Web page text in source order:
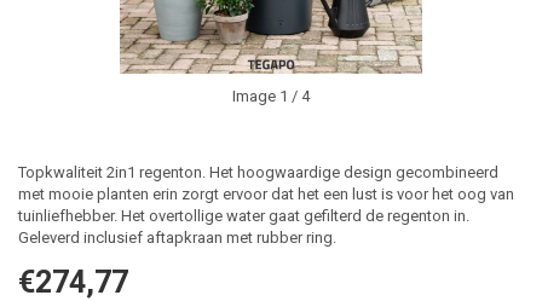
Image 1 / 4
Topkwaliteit 2in1 regenton. Het hoogwaardige design gecombineerd
met mooie planten erin zorgt ervoor dat het een lust is voor het oog van
tuinliefhebber. Het overtollige water gaat gefilterd de regenton in.
Geleverd inclusief aftapkraan met rubber ring.
€274,77